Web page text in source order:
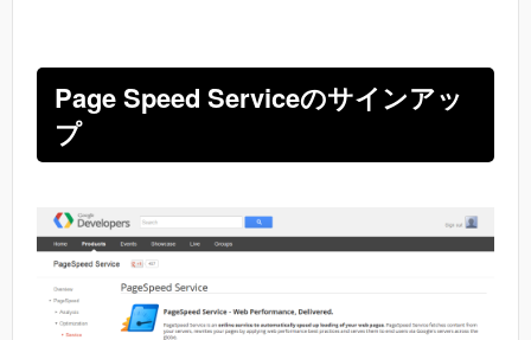
Page Speed Serviceのサインアッ
プ